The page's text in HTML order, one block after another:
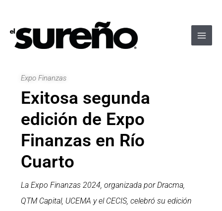
contenido
Expo Finanzas
Exitosa segunda
edición de Expo
Finanzas en Río
Cuarto
La Expo Finanzas 2024, organizada por Dracma,
QTM Capital, UCEMA y el CECIS, celebró su edición
entradas